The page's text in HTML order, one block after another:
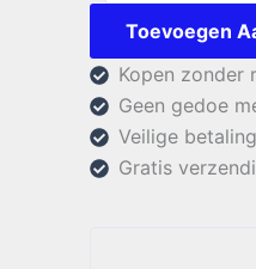
4000D
Voeding
aantal
Toevoegen
Kopen zonder
Geen gedoe
Veilige
Gratis